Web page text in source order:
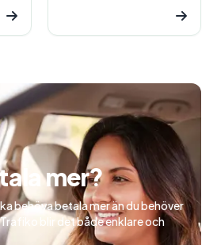
mer?
behöva betala mer än du behöver
blir det både enklare och